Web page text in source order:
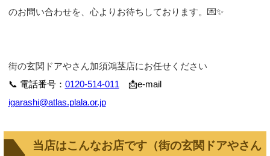
のお問い合わせを、心よりお待ちしております。💌✨
街の玄関ドアやさん加須鴻茎店にお任せください
📞 電話番号： 0120-514-011 📩e-mail
igarashi@atlas.plala.or.jp
当店はこんなお店です（街の玄関ドアやさん